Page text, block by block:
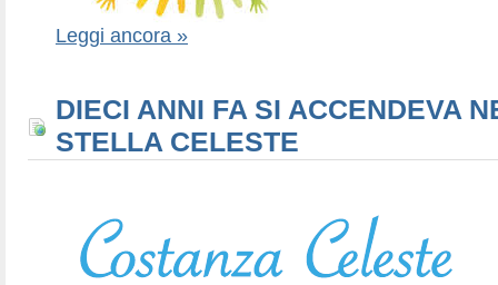
Leggi ancora »
DIECI ANNI FA SI ACCENDEVA
STELLA CELESTE